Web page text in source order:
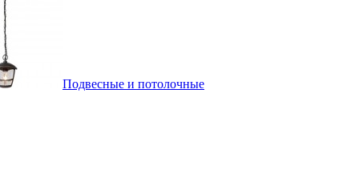
Подвесные и потолочные